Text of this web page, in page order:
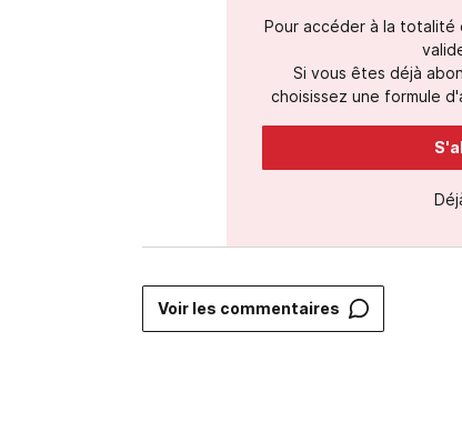
Pour accéder à la totalité
Si vous êtes déjà
choisissez une formule
Voir les commentaires